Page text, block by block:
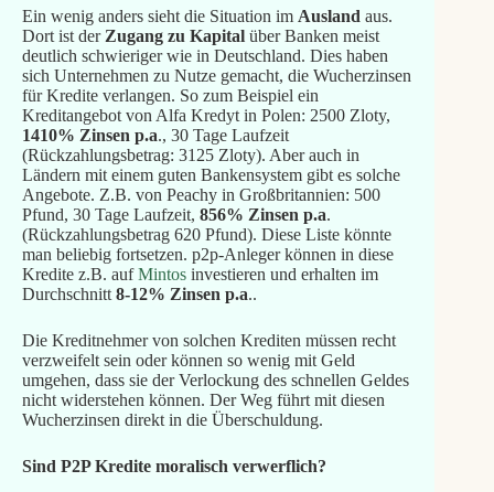
Ein wenig anders sieht die Situation im Ausland aus.
Dort ist der Zugang zu Kapitalüber Banken meist
deutlich schwieriger wie in Deutschland. Dies haben
sich Unternehmen zu Nutze gemacht, die Wucherzinsen
für Kredite verlangen. So zum Beispiel ein
Kreditangebot von Alfa Kredyt in Polen: 2500 Zloty,
1410% Zinsen p.a., 30 Tage Laufzeit
(Rückzahlungsbetrag: 3125 Zloty). Aber auch in
Ländern mit einem guten Bankensystem gibt es solche
Angebote. Z.B. von Peachy in Großbritannien: 500
Pfund, 30 Tage Laufzeit, 856% Zinsen p.a.
(Rückzahlungsbetrag 620 Pfund). Diese Liste könnte
man beliebig fortsetzen. p2p-Anleger können in diese
Kredite z.B. aufMintosinvestieren und erhalten im
Durchschnitt 8-12% Zinsen p.a..
Die Kreditnehmer von solchen Krediten müssen recht
verzweifelt sein oder können so wenig mit Geld
umgehen, dass sie der Verlockung des schnellen Geldes
nicht widerstehen können. Der Weg führt mit diesen
Wucherzinsen direkt in die Überschuldung.
Sind P2P Kredite moralisch verwerflich?